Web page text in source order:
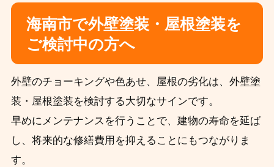
海南市で外壁塗装・屋根塗装を
ご検討中の方へ
外壁のチョーキングや色あせ、屋根の劣化は、外壁塗
装・屋根塗装を検討する大切なサインです。
早めにメンテナンスを行うことで、建物の寿命を延ば
し、将来的な修繕費用を抑えることにもつながりま
す。